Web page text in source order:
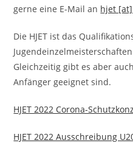
gerne eine E-Mail an hjet
Die HJET ist das
Jugendeinzelmeisterschaften
Gleichzeitig gibt es aber
Anfänger geeignet sind.
HJET 2022 Corona-
HJET 2022 Ausschreibung